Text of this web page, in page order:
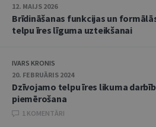
12. MAIJS 2026
Brīdināšanas funkcijas un
telpu īres līguma uzteikšanai
IVARS KRONIS
20. FEBRUĀRIS 2024
Dzīvojamo telpu īres likuma
piemērošana
1 KOMENTĀRI